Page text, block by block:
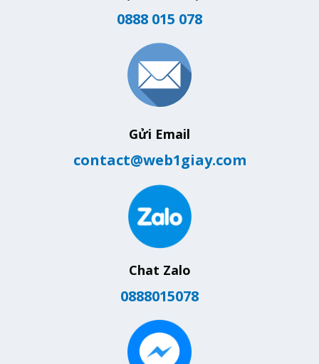
0888 015 078
Gửi Email
contact@web1giay.com
Chat Zalo
0888015078